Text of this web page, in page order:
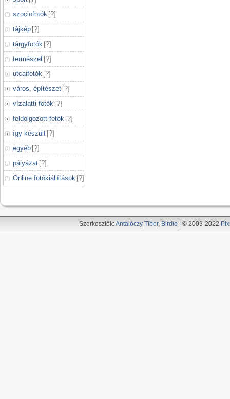
szociofotók [?]
tájkép [?]
tárgyfotók [?]
természet [?]
utcaifotók [?]
város, építészet [?]
vízalatti fotók [?]
feldolgozott fotók [?]
így készült [?]
egyéb [?]
pályázat [?]
Online fotókiállítások [?]
Szerkesztők:Antalóczy Tibor, Birdie | © 2003-2022